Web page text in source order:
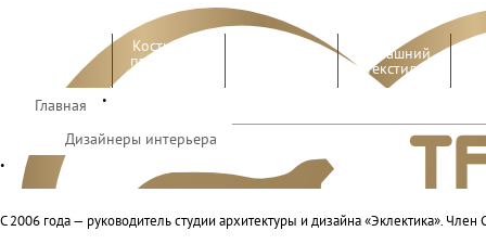
Костюмно-
плательные Домашний
текстиль
Работы
Главная •
Дизайнеры интерьера
•
С 2006 года — руководитель студии архитектуры и дизайна «Эклектика». Член